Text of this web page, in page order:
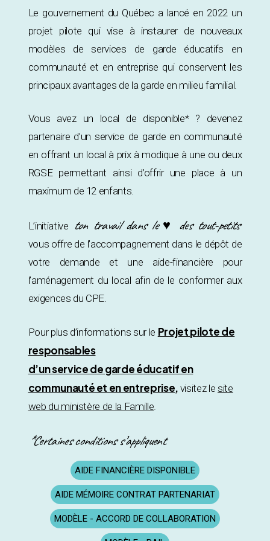
Le gouvernement du Québec a lancé en 2022 un
projet pilote qui vise à instaurer de nouveaux
modèles de services de garde éducatifs en
communauté et en entreprise qui conservent les
principaux avantages de la garde en milieu familial.
Vous avez un local de disponible* ? devenez
partenaire d’un service de garde en communauté
en offrant un local à prix à modique à une ou deux
RGSE permettant ainsi d’offrir une place à un
maximum de 12 enfants.
L’initiative ton travail dans le ♥ des tout-petits
vous offre de l’accompagnement dans le dépôt de
votre demande et une aide-financière pour
l’aménagement du local afin de le conformer aux
exigences du CPE.
Pour plus d’informations sur le Projet pilote de
responsables
d’un service de garde éducatif en
communauté et en entreprise, visitez le site
web du ministère de la Famille.
*Certaines conditions s’appliquent
AIDE FINANCIÈRE DISPONIBLE
AIDE MÉMOIRE CONTRAT PARTENARIAT
MODÈLE - ACCORD DE COLLABORATION